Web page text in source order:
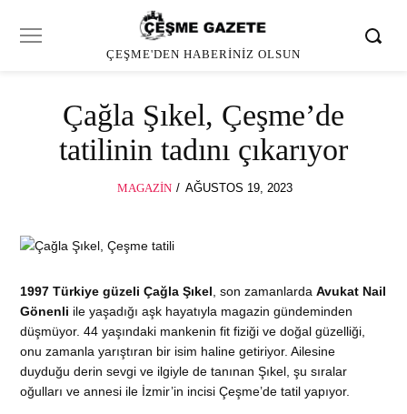
ÇEŞME'DEN HABERINIZ OLSUN
Çağla Şıkel, Çeşme’de
tatilinin tadını çıkarıyor
MAGAZIN
POSTED
AĞUSTOS 19, 2023
1997 Türkiye güzeli Çağla Şıkel , son zamanlardaAvukat Nail
Gönenli ile yaşadığı aşk hayatıyla magazin gündeminden
düşmüyor. 44 yaşındaki mankenin fit fiziği ve doğal güzelliği,
onu zamanla yarıştıran bir isim haline getiriyor. Ailesine
duyduğu derin sevgi ve ilgiyle de tanınan Şıkel, şu sıralar
oğulları ve annesi ile İzmir’in incisi Çeşme’de tatil yapıyor.